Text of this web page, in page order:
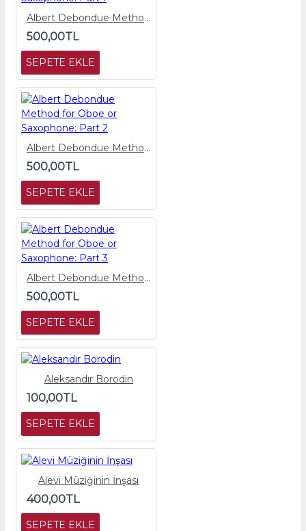
Albert Debondue Method for Oboe or Saxophone: Part 1
500,00TL
SEPETE EKLE
Albert Debondue Method for Oboe or Saxophone: Part 2
500,00TL
SEPETE EKLE
Albert Debondue Method for Oboe or Saxophone: Part 3
500,00TL
SEPETE EKLE
Aleksandır Borodin
100,00TL
SEPETE EKLE
Alevi Müziğinin İnşası
400,00TL
SEPETE EKLE